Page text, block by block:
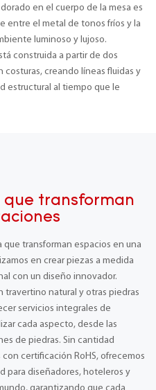
en el cuerpo de la mesa es
entre el metal de tonos fríos y la
luminoso y lujoso.
construida a partir de dos
costuras, creando líneas fluidas y
estructural al tiempo que le
que transforman
que transforman espacios en una
en crear piezas a medida
con un diseño innovador.
travertino natural y otras piedras
servicios integrales de
cada aspecto, desde las
de piedras. Sin cantidad
certificación RoHS, ofrecemos
para diseñadores, hoteleros y